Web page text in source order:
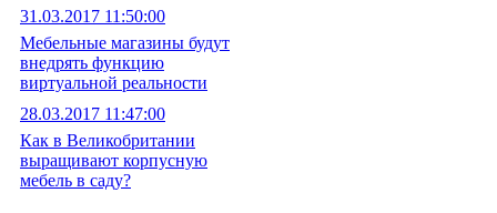
31.03.2017 11:50:00
Мебельные магазины будут
внедрять функцию
виртуальной реальности
28.03.2017 11:47:00
Как в Великобритании
выращивают корпусную
мебель в саду?